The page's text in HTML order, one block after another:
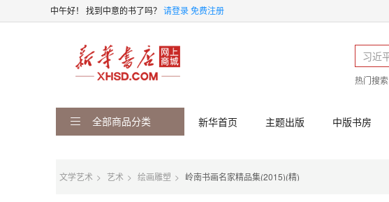
中午好！ 找到中意的书了吗？ 请登录免费注册
热门搜索
全部商品分类 新华首页 主题出版 中版书房
文学艺术 艺术 绘画雕塑 岭南书画名家精品集(2015)(精)